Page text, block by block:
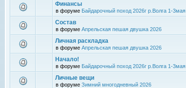
Финансы
в форуме Байдарочный поход 2026г р.Волга 1-3мая
Состав
в форуме Апрельская пешая двушка 2026
Личная раскладка
в форуме Апрельская пешая двушка 2026
Начало!
в форуме Байдарочный поход 2026г р.Волга 1-3мая
Личные вещи
в форуме Зимний многодневный 2026